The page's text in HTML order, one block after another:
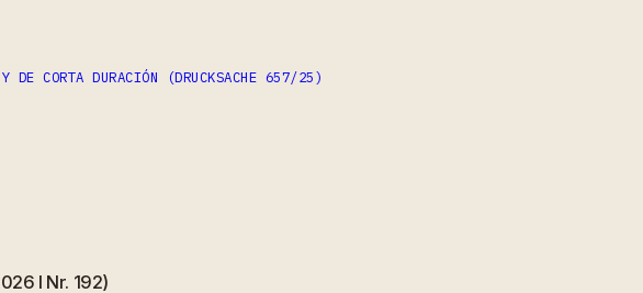
DE CORTA DURACIÓN (DRUCKSACHE 657/25)
I Nr. 192)